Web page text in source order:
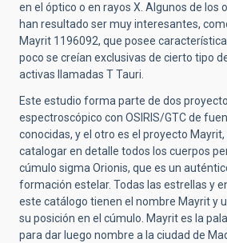
en el óptico o en rayos X. Algunos de los
han resultado ser muy interesantes,
Mayrit 1196092, que posee
poco se creían exclusivas de cierto tipo
activas llamadas T Tauri.
Este estudio forma parte de dos
espectroscópico con OSIRIS/GTC de
conocidas, y el otro es el proyecto
catalogar en detalle todos los cuerpos
cúmulo sigma Orionis, que es un
formación estelar. Todas las estrellas y
este catálogo tienen el nombre Mayrit y
su posición en el cúmulo. Mayrit es la
para dar luego nombre a la ciudad de